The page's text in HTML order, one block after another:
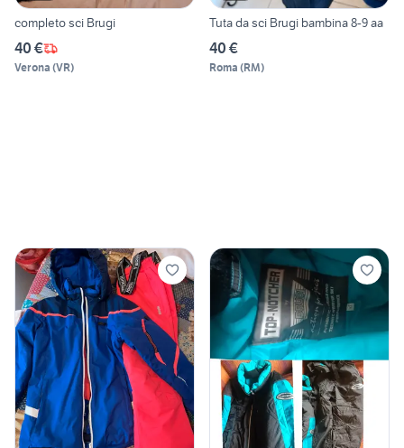
completo sci Brugi
40 €
Verona (VR)
Tuta da sci Brugi bambina 8-9 aa
40 €
Roma (RM)